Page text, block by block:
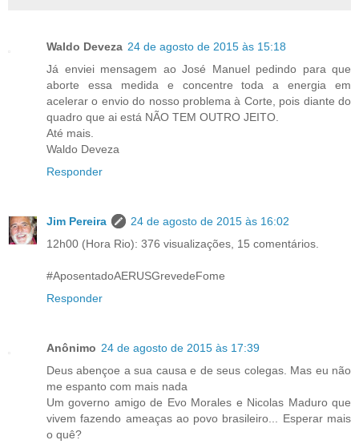
Waldo Deveza 24 de agosto de 2015 às 15:18
Já enviei mensagem ao José Manuel pedindo para que
aborte essa medida e concentre toda a energia em
acelerar o envio do nosso problema à Corte, pois diante do
quadro que ai está NÃO TEM OUTRO JEITO.
Até mais.
Waldo Deveza
Responder
Jim Pereira
24 de agosto de 2015 às 16:02
12h00 (Hora Rio): 376 visualizações, 15 comentários.
#AposentadoAERUSGrevedeFome
Responder
Anônimo 24 de agosto de 2015 às 17:39
Deus abençoe a sua causa e de seus colegas. Mas eu não
me espanto com mais nada
Um governo amigo de Evo Morales e Nicolas Maduro que
vivem fazendo ameaças ao povo brasileiro... Esperar mais
o quê?